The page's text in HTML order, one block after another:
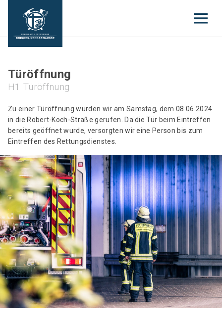
Türöffnung
H1 Türöffnung
Zu einer Türöffnung wurden wir am Samstag, dem 08.06.2024
in die Robert-Koch-Straße gerufen. Da die Tür beim Eintreffen
bereits geöffnet wurde, versorgten wir eine Person bis zum
Eintreffen des Rettungsdienstes.